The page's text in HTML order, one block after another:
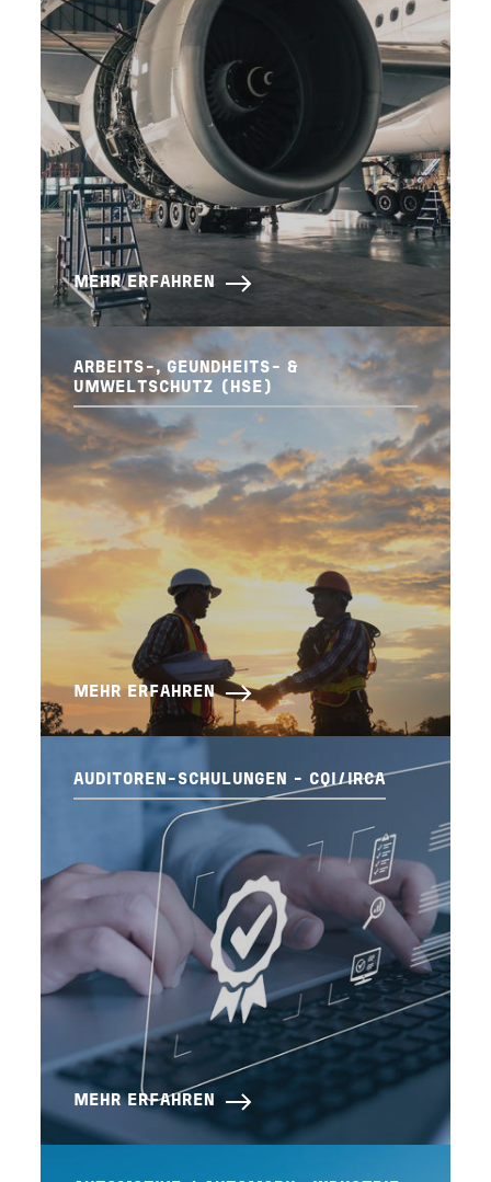
MEHR ERFAHREN
ARBEITS-, GEUNDHEITS- &
UMWELTSCHUTZ (HSE)
MEHR ERFAHREN
AUDITOREN-SCHULUNGEN - CQI/IRCA
MEHR ERFAHREN